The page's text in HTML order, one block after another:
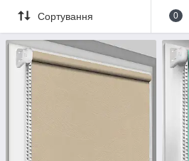
Сортування 0